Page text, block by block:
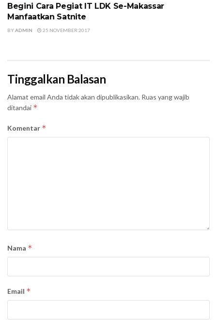
Begini Cara Pegiat IT LDK Se-Makassar
Manfaatkan Satnite
BYADMIN 25 NOVEMBER 2017
Tinggalkan Balasan
Alamat email Anda tidak akan dipublikasikan. Ruas yang wajib
ditandai *
Komentar *
Nama *
Email *